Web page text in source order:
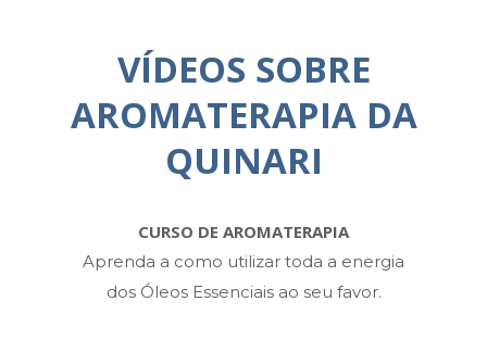
VÍDEOS SOBRE
AROMATERAPIA DA
QUINARI
CURSO DE AROMATERAPIA
Aprenda a como utilizar toda a energia
dos Óleos Essenciais ao seu favor.